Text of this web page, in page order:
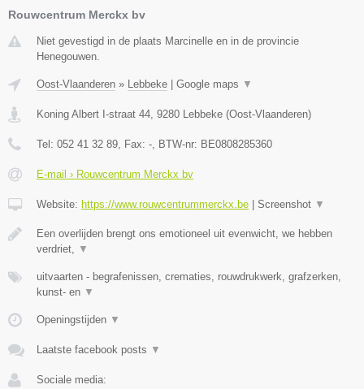
Rouwcentrum Merckx bv
Niet gevestigd in de plaats Marcinelle en in de provincie
Henegouwen.
Oost-Vlaanderen » Lebbeke | Google maps ▼
Koning Albert I-straat 44 9280 Lebbeke (Oost-Vlaanderen)
Tel: 052 41 32 89 , Fax: - , BTW-nr: BE0808285360
E-mail › Rouwcentrum Merckx bv
Website: https://www.rouwcentrummerckx.be | Screenshot ▼
Een overlijden brengt ons emotioneel uit evenwicht, we hebben
verdriet,
▼
uitvaarten - begrafenissen, crematies, rouwdrukwerk, grafzerken,
kunst- en ▼
Openingstijden ▼
Laatste facebook posts ▼
Sociale media: